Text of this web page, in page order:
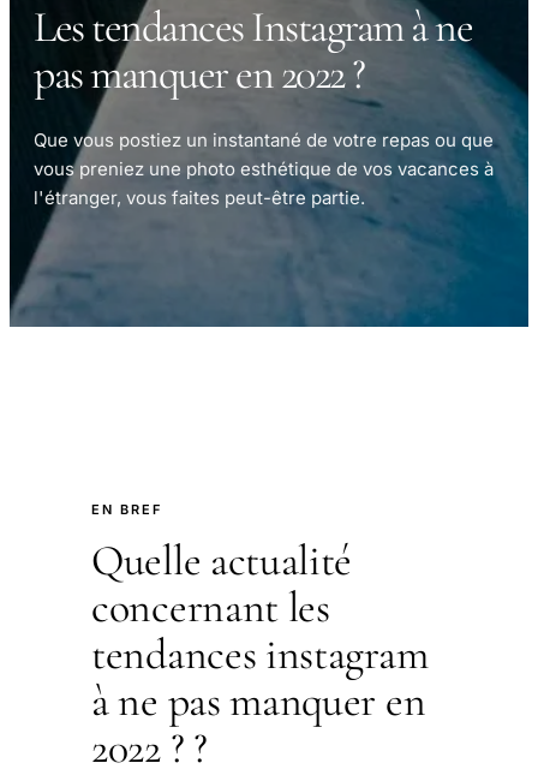
Les tendances Instagram à ne
pas manquer en 2022 ?
Que vous postiez un instantané de votre repas ou que
vous preniez une photo esthétique de vos vacances à
l'étranger, vous faites peut-être partie.
EN BREF
Quelle actualité
concernant les
tendances instagram
à ne pas manquer en
2022 ? ?